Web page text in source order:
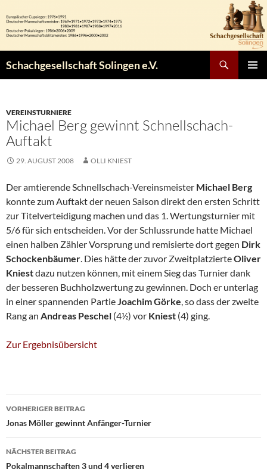
Inhalt
springen
Schachgesellschaft Solingen e.V.
VEREINSTURNIERE
Michael Berg gewinnt Schnellschach-
Auftakt
29. AUGUST 2008 OLLI KNIEST
Der amtierende Schnellschach-Vereinsmeister Michael Berg
konnte zum Auftakt der neuen Saison direkt den ersten Schritt
zur Titelverteidigung machen und das 1. Wertungsturnier mit
5/6 für sich entscheiden. Vor der Schlussrunde hatte Michael
einen halben Zähler Vorsprung und remisierte dort gegen Dirk
Schockenbäumer. Dies hätte der zuvor ZweitplatzierteOliver
Kniestdazu nutzen können, mit einem Sieg das Turnier dank
der besseren Buchholzwertung zu gewinnen. Doch er unterlag
in einer spannenden PartieJoachim Görke, so dass der zweite
Rang an Andreas Peschel (4½) vor Kniest (4) ging.
Zur Ergebnisübersicht
Beitragsnavigation
VORHERIGER BEITRAG
Jonas Möller gewinnt Anfänger-Turnier
NÄCHSTER BEITRAG
Pokalmannschaften 3 und 4 verlieren